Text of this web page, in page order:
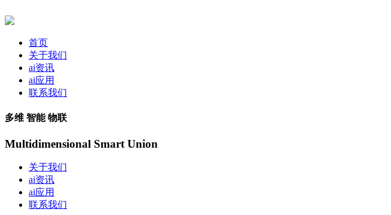
首页
关于我们
ai资讯
ai应用
联系我们
多维 智能 物联
Multidimensional Smart Union
关于我们
ai资讯
ai应用
联系我们